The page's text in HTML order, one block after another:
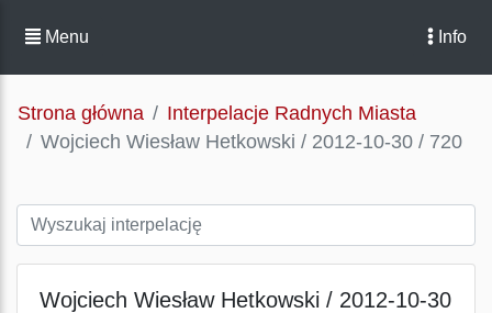
Menu Info
Strona główna
Interpelacje Radnych Miasta
Wojciech Wiesław Hetkowski / 2012-10-30 / 720
Wojciech Wiesław Hetkowski / 2012-10-30